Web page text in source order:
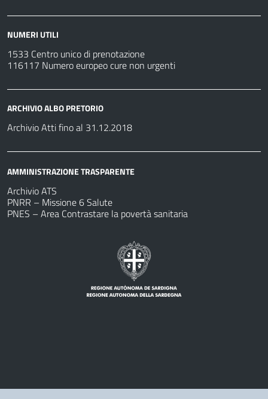
NUMERI UTILI
1533 Centro unico di prenotazione
116117 Numero europeo cure non urgenti
ARCHIVIO ALBO PRETORIO
Archivio Atti fino al 31.12.2018
AMMINISTRAZIONE TRASPARENTE
Archivio ATS
PNRR – Missione 6 Salute
PNES – Area Contrastare la povertà sanitaria